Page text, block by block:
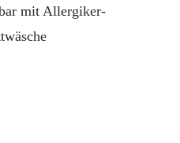
mit Allergiker-